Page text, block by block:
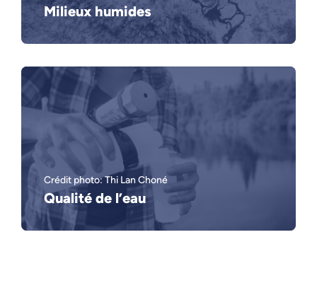
Milieux humides
Crédit photo: Thi Lan Choné
Qualité de l’eau